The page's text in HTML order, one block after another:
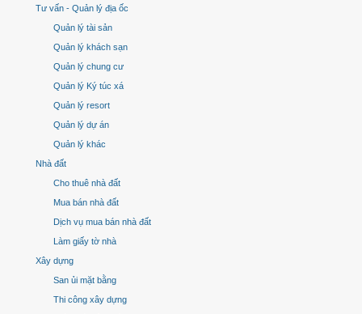
Tư vấn - Quản lý địa ốc
Quản lý tài sản
Quản lý khách sạn
Quản lý chung cư
Quản lý Ký túc xá
Quản lý resort
Quản lý dự án
Quản lý khác
Nhà đất
Cho thuê nhà đất
Mua bán nhà đất
Dịch vụ mua bán nhà đất
Làm giấy tờ nhà
Xây dựng
San ủi mặt bằng
Thi công xây dựng